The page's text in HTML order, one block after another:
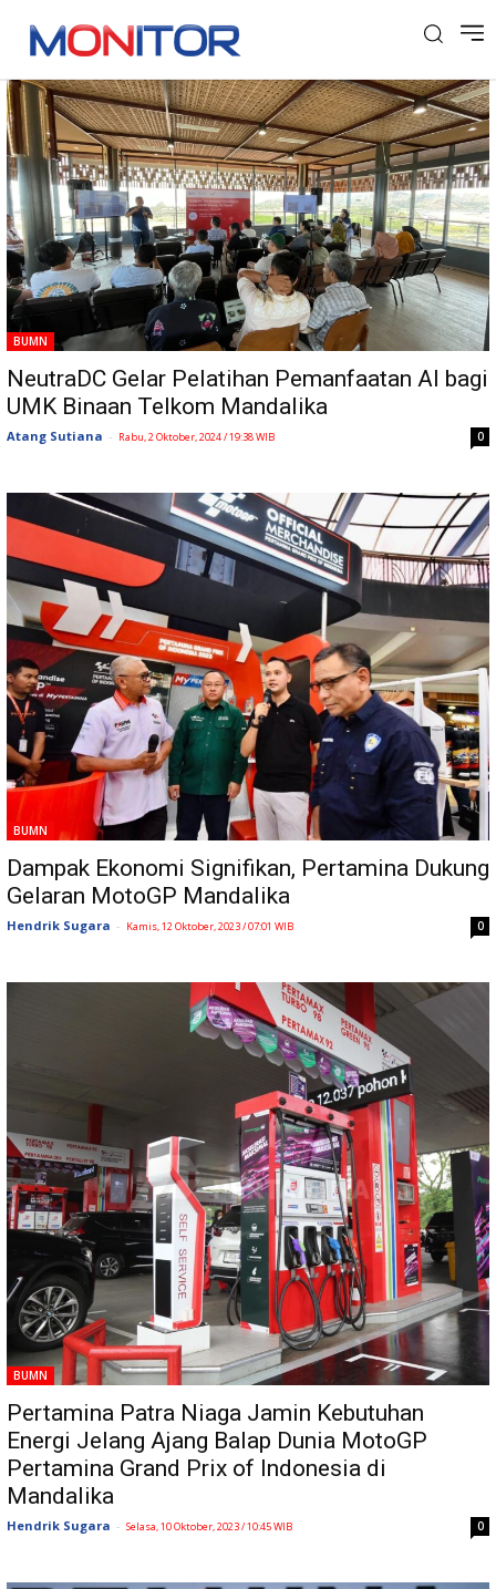
Tag: MotoGP Mandalika
BUMN
NeutraDC Gelar Pelatihan Pemanfaatan AI bagi
UMK Binaan Telkom Mandalika
Atang Sutiana - Rabu, 2 Oktober, 2024 / 19:38 WIB 0
BUMN
Dampak Ekonomi Signifikan, Pertamina Dukung
Gelaran MotoGP Mandalika
Hendrik Sugara - Kamis, 12 Oktober, 2023 / 07:01 WIB 0
BUMN
Pertamina Patra Niaga Jamin Kebutuhan
Energi Jelang Ajang Balap Dunia MotoGP
Pertamina Grand Prix of Indonesia di
Mandalika
Hendrik Sugara - Selasa, 10 Oktober, 2023 / 10:45 WIB 0